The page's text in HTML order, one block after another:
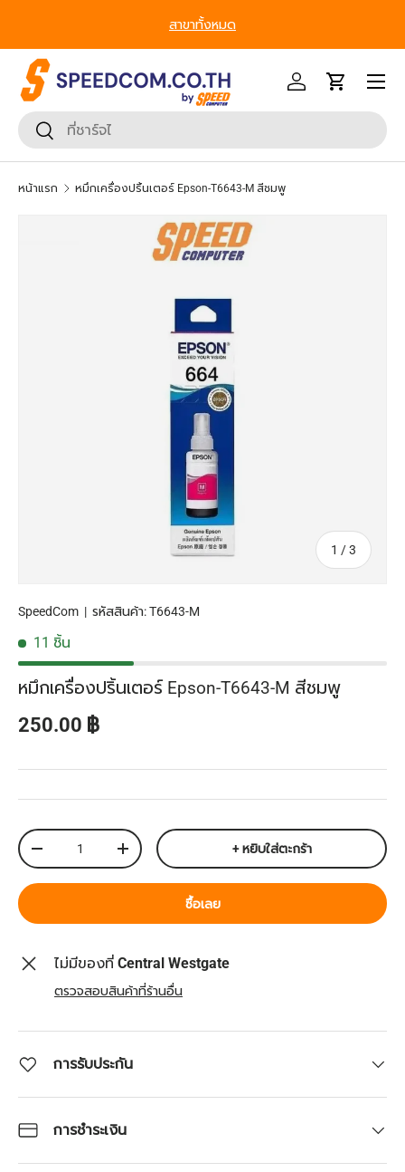
We’ve Got IT All. - ครบที่สุด ทุก
ค้นหา
ยืนยันการค้นหา
เข้าสู่ระบบรถเข็น
หน้าเมนู
หน้าแรก หมึกเครื่องปริ้นเตอร์ Epson-T6643-M สีชมพู
ข้ามไปยังข้อมูลสินค้า
1 /จาก
3
SpeedCom | รหัสสินค้า:T6643-M
11 ชิ้น
หมึกเครื่องปริ้นเตอร์ Epson-T6643-M สีชมพู
ราคาปกติ
250.00 ฿
จำนวน
ลดจำนวน
เพิ่มจำนวน + หยิบใส่ตะกร้า
ซื้อเลย
ไม่มีของที่ Central Westgate
ตรวจสอบสินค้าที่ร้านอื่น
การรับประกัน
การชำระเงิน